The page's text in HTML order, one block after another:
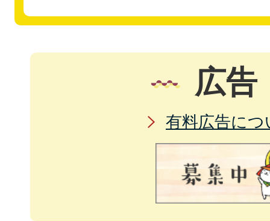
広告
有料広告につ